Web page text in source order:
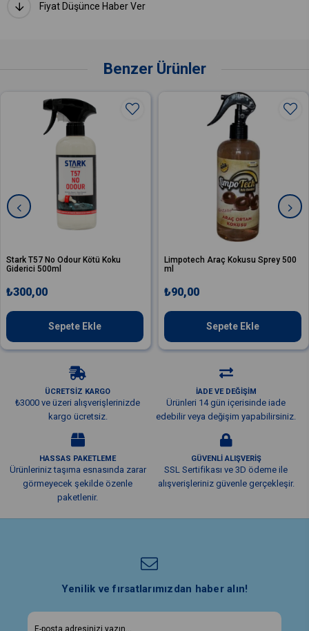
Fiyat Düşünce Haber Ver
Benzer Ürünler
Stark T57 No Odour Kötü Koku
Giderici 500ml
₺300,00
Sepete Ekle
Limpotech Araç Kokusu Sprey 500
ml
₺90,00
Sepete Ekle
ÜCRETSİZ KARGO
₺3000 ve üzeri alışverişlerinizde
kargo ücretsiz.
İADE VE DEĞİŞİM
Ürünleri 14 gün içerisinde iade
edebilir veya değişim yapabilirsiniz.
HASSAS PAKETLEME
Ürünleriniz taşıma esnasında zarar
görmeyecek şekilde özenle
paketlenir.
GÜVENLİ ALIŞVERİŞ
SSL Sertifikası ve 3D ödeme ile
alışverişleriniz güvenle gerçekleşir.
Yenilik ve fırsatlarımızdan haber alın!